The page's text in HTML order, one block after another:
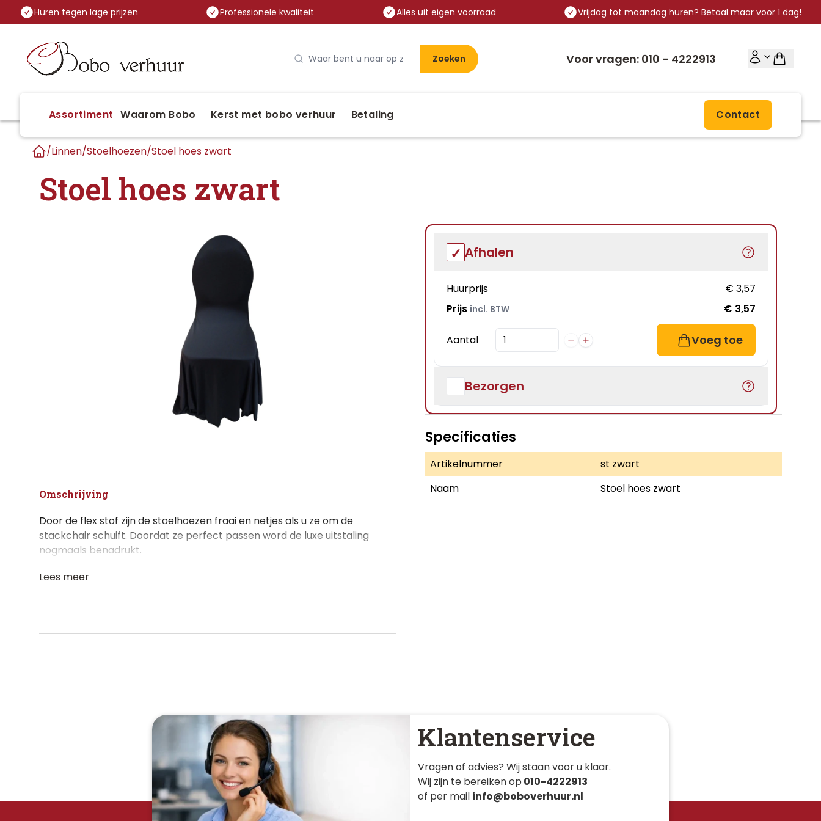
Huren tegen lage prijzen Professionele kwaliteit Alles uit eigen voorraad Vrijdag tot maandag huren? Betaal maar voor 1 dag!
Zoeken Voor vragen: 010 - 4222913
Assortiment Waarom Bobo Kerst met bobo verhuur Betaling Contact
/Linnen/Stoelhoezen/Stoel hoes zwart
Stoel hoes zwart
Omschrijving
Door de flex stof zijn de stoelhoezen fraai en netjes als u ze om de
stackchair schuift. Doordat ze perfect passen word de luxe uitstaling
nogmaals benadrukt.
Lees meer
Afhalen
Huurprijs
€ 3,57
Prijs incl. BTW € 3,57
Aantal Voeg toe
Bezorgen
Specificaties
Artikelnummer
st zwart
Naam
Stoel hoes zwart
Klantenservice
Vragen of advies? Wij staan voor u klaar.
Wij zijn te bereiken op 010-4222913
of per mail info@boboverhuur.nl